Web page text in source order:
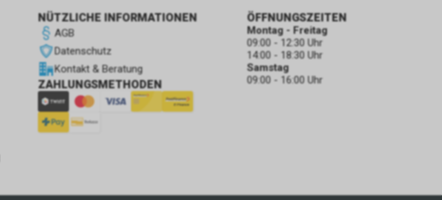
NÜTZLICHE INFORMATIONEN
AGB
Datenschutz
Kontakt & Beratung
ZAHLUNGSMETHODEN
ÖFFNUNGSZEITEN
Montag - Freitag
09:00 - 12:30 Uhr
14:00 - 18:30 Uhr
Samstag
09:00 - 16:00 Uhr